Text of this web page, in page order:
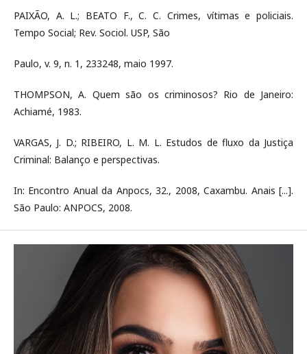
PAIXÃO, A. L.; BEATO F., C. C. Crimes, vítimas e policiais.
Tempo Social; Rev. Sociol. USP, São
Paulo, v. 9, n. 1, 233248, maio 1997.
THOMPSON, A. Quem são os criminosos? Rio de Janeiro:
Achiamé, 1983.
VARGAS, J. D.; RIBEIRO, L. M. L. Estudos de fluxo da Justiça
Criminal: Balanço e perspectivas.
In: Encontro Anual da Anpocs, 32., 2008, Caxambu. Anais [...].
São Paulo: ANPOCS, 2008.